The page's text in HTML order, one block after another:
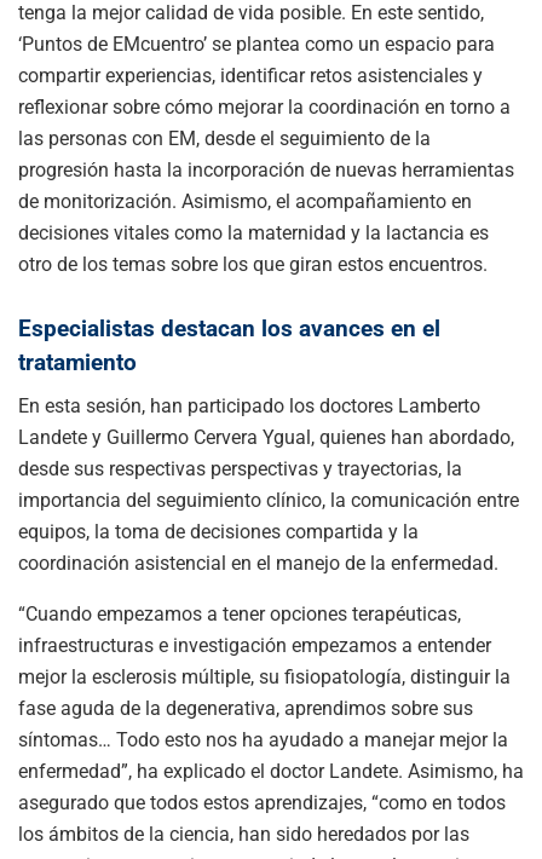
tenga la mejor calidad de vida posible. En este sentido,
‘Puntos de EMcuentro’ se plantea como un espacio para
compartir experiencias, identificar retos asistenciales y
reflexionar sobre cómo mejorar la coordinación en torno a
las personas con EM, desde el seguimiento de la
progresión hasta la incorporación de nuevas herramientas
de monitorización. Asimismo, el acompañamiento en
decisiones vitales como la maternidad y la lactancia es
otro de los temas sobre los que giran estos encuentros.
Especialistas destacan los avances en el
tratamiento
En esta sesión, han participado los doctores Lamberto
Landete y Guillermo Cervera Ygual , quienes han abordado,
desde sus respectivas perspectivas y trayectorias, la
importancia del seguimiento clínico, la comunicación entre
equipos, la toma de decisiones compartida y la
coordinación asistencial en el manejo de la enfermedad.
“Cuando empezamos a tener opciones terapéuticas,
infraestructuras e investigación empezamos a entender
mejor la esclerosis múltiple, su fisiopatología, distinguir la
fase aguda de la degenerativa, aprendimos sobre sus
síntomas… Todo esto nos ha ayudado a manejar mejor la
enfermedad”, ha explicado el doctor Landete. Asimismo, ha
asegurado que todos estos aprendizajes, “como en todos
los ámbitos de la ciencia, han sido heredados por las